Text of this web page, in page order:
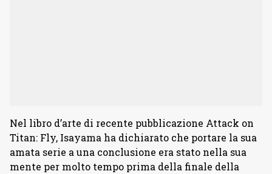
Nel libro d’arte di recente pubblicazione Attack on
Titan: Fly, Isayama ha dichiarato che portare la sua
amata serie a una conclusione era stato nella sua
mente per molto tempo prima della finale della